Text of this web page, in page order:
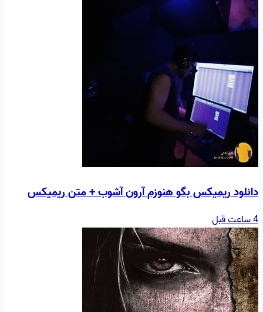
دانلود ریمیکس بگو هنوزم آرون آشوب + متن ریمیکس
4 ساعت قبل